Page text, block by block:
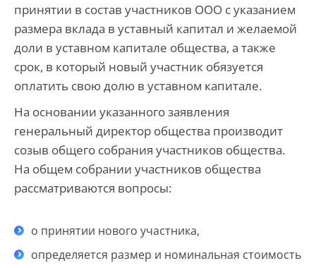
принятии в состав участников ООО с указанием
размера вклада в уставный капитал и желаемой
доли в уставном капитале общества, а также
срок, в который новый участник обязуется
оплатить свою долю в уставном капитале.
На основании указанного заявления
генеральный директор общества производит
созыв общего собрания участников общества.
На общем собрании участников общества
рассматриваются вопросы:
о принятии нового участника,
определяется размер и номинальная стоимость